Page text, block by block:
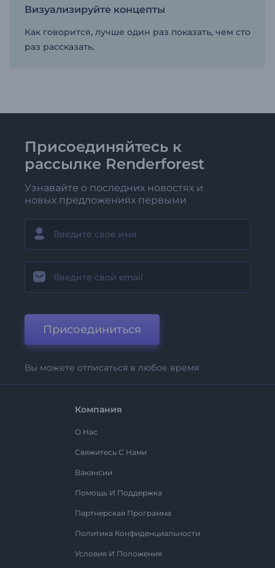
Визуализируйте концепты
Как говорится, лучше один раз показать, чем сто
раз рассказать.
Присоединяйтесь к
рассылке Renderforest
Узнавайте о последних новостях и
новых предложениях первыми
Присоединиться
Вы можете отписаться в любое время
Компания
О Нас
Свяжитесь С Нами
Вакансии
Помощь И Поддержка
Партнерская Программа
Политика Конфиденциальности
Условия И Положения